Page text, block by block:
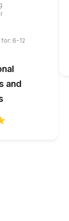
6-12
and